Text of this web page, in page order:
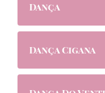
Dança
Dança Cigana